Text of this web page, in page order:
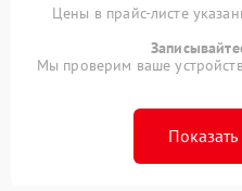
Цены в прайс-листе
Мы проверим ваше
Показать